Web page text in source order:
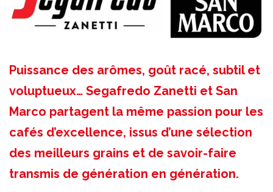
Puissance des arômes, goût racé, subtil et
voluptueux… Segafredo Zanetti et San
Marco partagent la même passion pour les
cafés d’excellence, issus d’une sélection
des meilleurs grains et de savoir-faire
transmis de génération en génération.